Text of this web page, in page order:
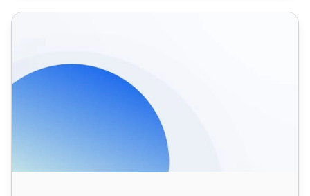
ميزات CRM لدعم العملاء